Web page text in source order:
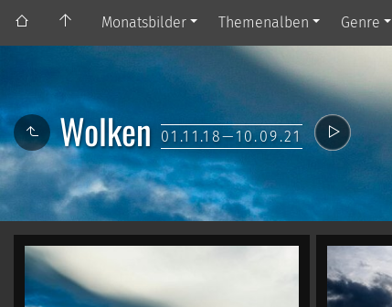
Monatsbilder Themenalben Genre
Wolken 01.11.18—10.09.21